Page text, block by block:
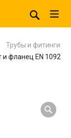
Трубы и фитинги
и фланец EN 1092